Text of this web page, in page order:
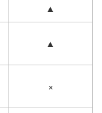
▲
▲
×